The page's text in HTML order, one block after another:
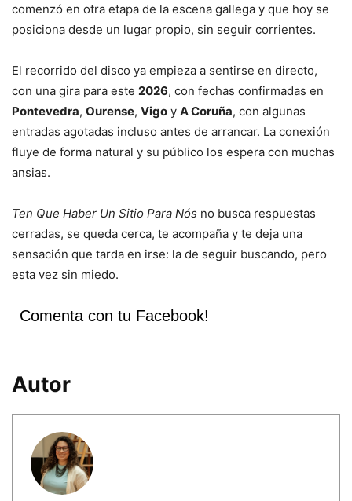
comenzó en otra etapa de la escena gallega y que hoy se
posiciona desde un lugar propio, sin seguir corrientes.
El recorrido del disco ya empieza a sentirse en directo,
con una gira para este 2026, con fechas confirmadas en
Pontevedra, Ourense, Vigo y A Coruña, con algunas
entradas agotadas incluso antes de arrancar. La conexión
fluye de forma natural y su público los espera con muchas
ansias.
Ten Que Haber Un Sitio Para Nós no busca respuestas
cerradas, se queda cerca, te acompaña y te deja una
sensación que tarda en irse: la de seguir buscando, pero
esta vez sin miedo.
Comenta con tu Facebook!
Autor